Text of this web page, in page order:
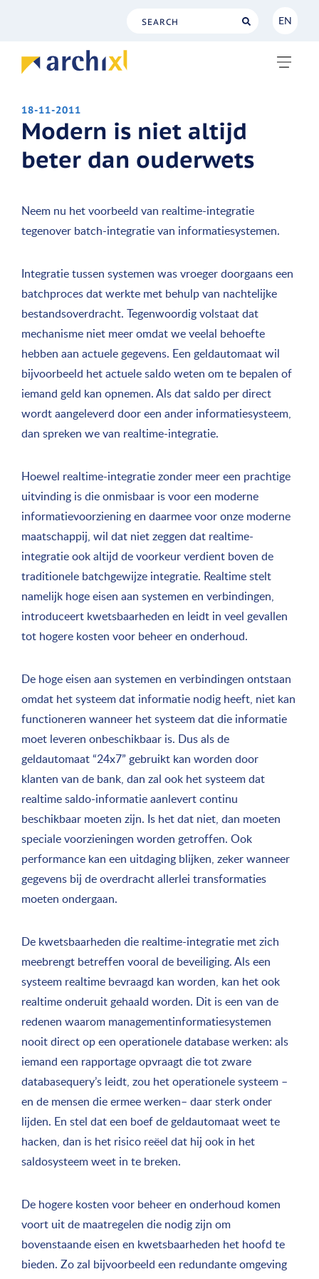
EN
18-11-2011
Modern is niet altijd
beter dan ouderwets
Neem nu het voorbeeld van realtime-integratie
tegenover batch-integratie van informatiesystemen.
Integratie tussen systemen was vroeger doorgaans een
batchproces dat werkte met behulp van nachtelijke
bestandsoverdracht. Tegenwoordig volstaat dat
mechanisme niet meer omdat we veelal behoefte
hebben aan actuele gegevens. Een geldautomaat wil
bijvoorbeeld het actuele saldo weten om te bepalen of
iemand geld kan opnemen. Als dat saldo per direct
wordt aangeleverd door een ander informatiesysteem,
dan spreken we van realtime-integratie.
Hoewel realtime-integratie zonder meer een prachtige
uitvinding is die onmisbaar is voor een moderne
informatievoorziening en daarmee voor onze moderne
maatschappij, wil dat niet zeggen dat realtime-
integratie ook altijd de voorkeur verdient boven de
traditionele batchgewijze integratie. Realtime stelt
namelijk hoge eisen aan systemen en verbindingen,
introduceert kwetsbaarheden en leidt in veel gevallen
tot hogere kosten voor beheer en onderhoud.
De hoge eisen aan systemen en verbindingen ontstaan
omdat het systeem dat informatie nodig heeft, niet kan
functioneren wanneer het systeem dat die informatie
moet leveren onbeschikbaar is. Dus als de
geldautomaat “24x7” gebruikt kan worden door
klanten van de bank, dan zal ook het systeem dat
realtime saldo-informatie aanlevert continu
beschikbaar moeten zijn. Is het dat niet, dan moeten
speciale voorzieningen worden getroffen. Ook
performance kan een uitdaging blijken, zeker wanneer
gegevens bij de overdracht allerlei transformaties
moeten ondergaan.
De kwetsbaarheden die realtime-integratie met zich
meebrengt betreffen vooral de beveiliging. Als een
systeem realtime bevraagd kan worden, kan het ook
realtime onderuit gehaald worden. Dit is een van de
redenen waarom managementinformatiesystemen
nooit direct op een operationele database werken: als
iemand een rapportage opvraagt die tot zware
databasequery’s leidt, zou het operationele systeem –
en de mensen die ermee werken– daar sterk onder
lijden. En stel dat een boef de geldautomaat weet te
hacken, dan is het risico reëel dat hij ook in het
saldosysteem weet in te breken.
De hogere kosten voor beheer en onderhoud komen
voort uit de maatregelen die nodig zijn om
bovenstaande eisen en kwetsbaarheden het hoofd te
bieden. Zo zal bijvoorbeeld een redundante omgeving